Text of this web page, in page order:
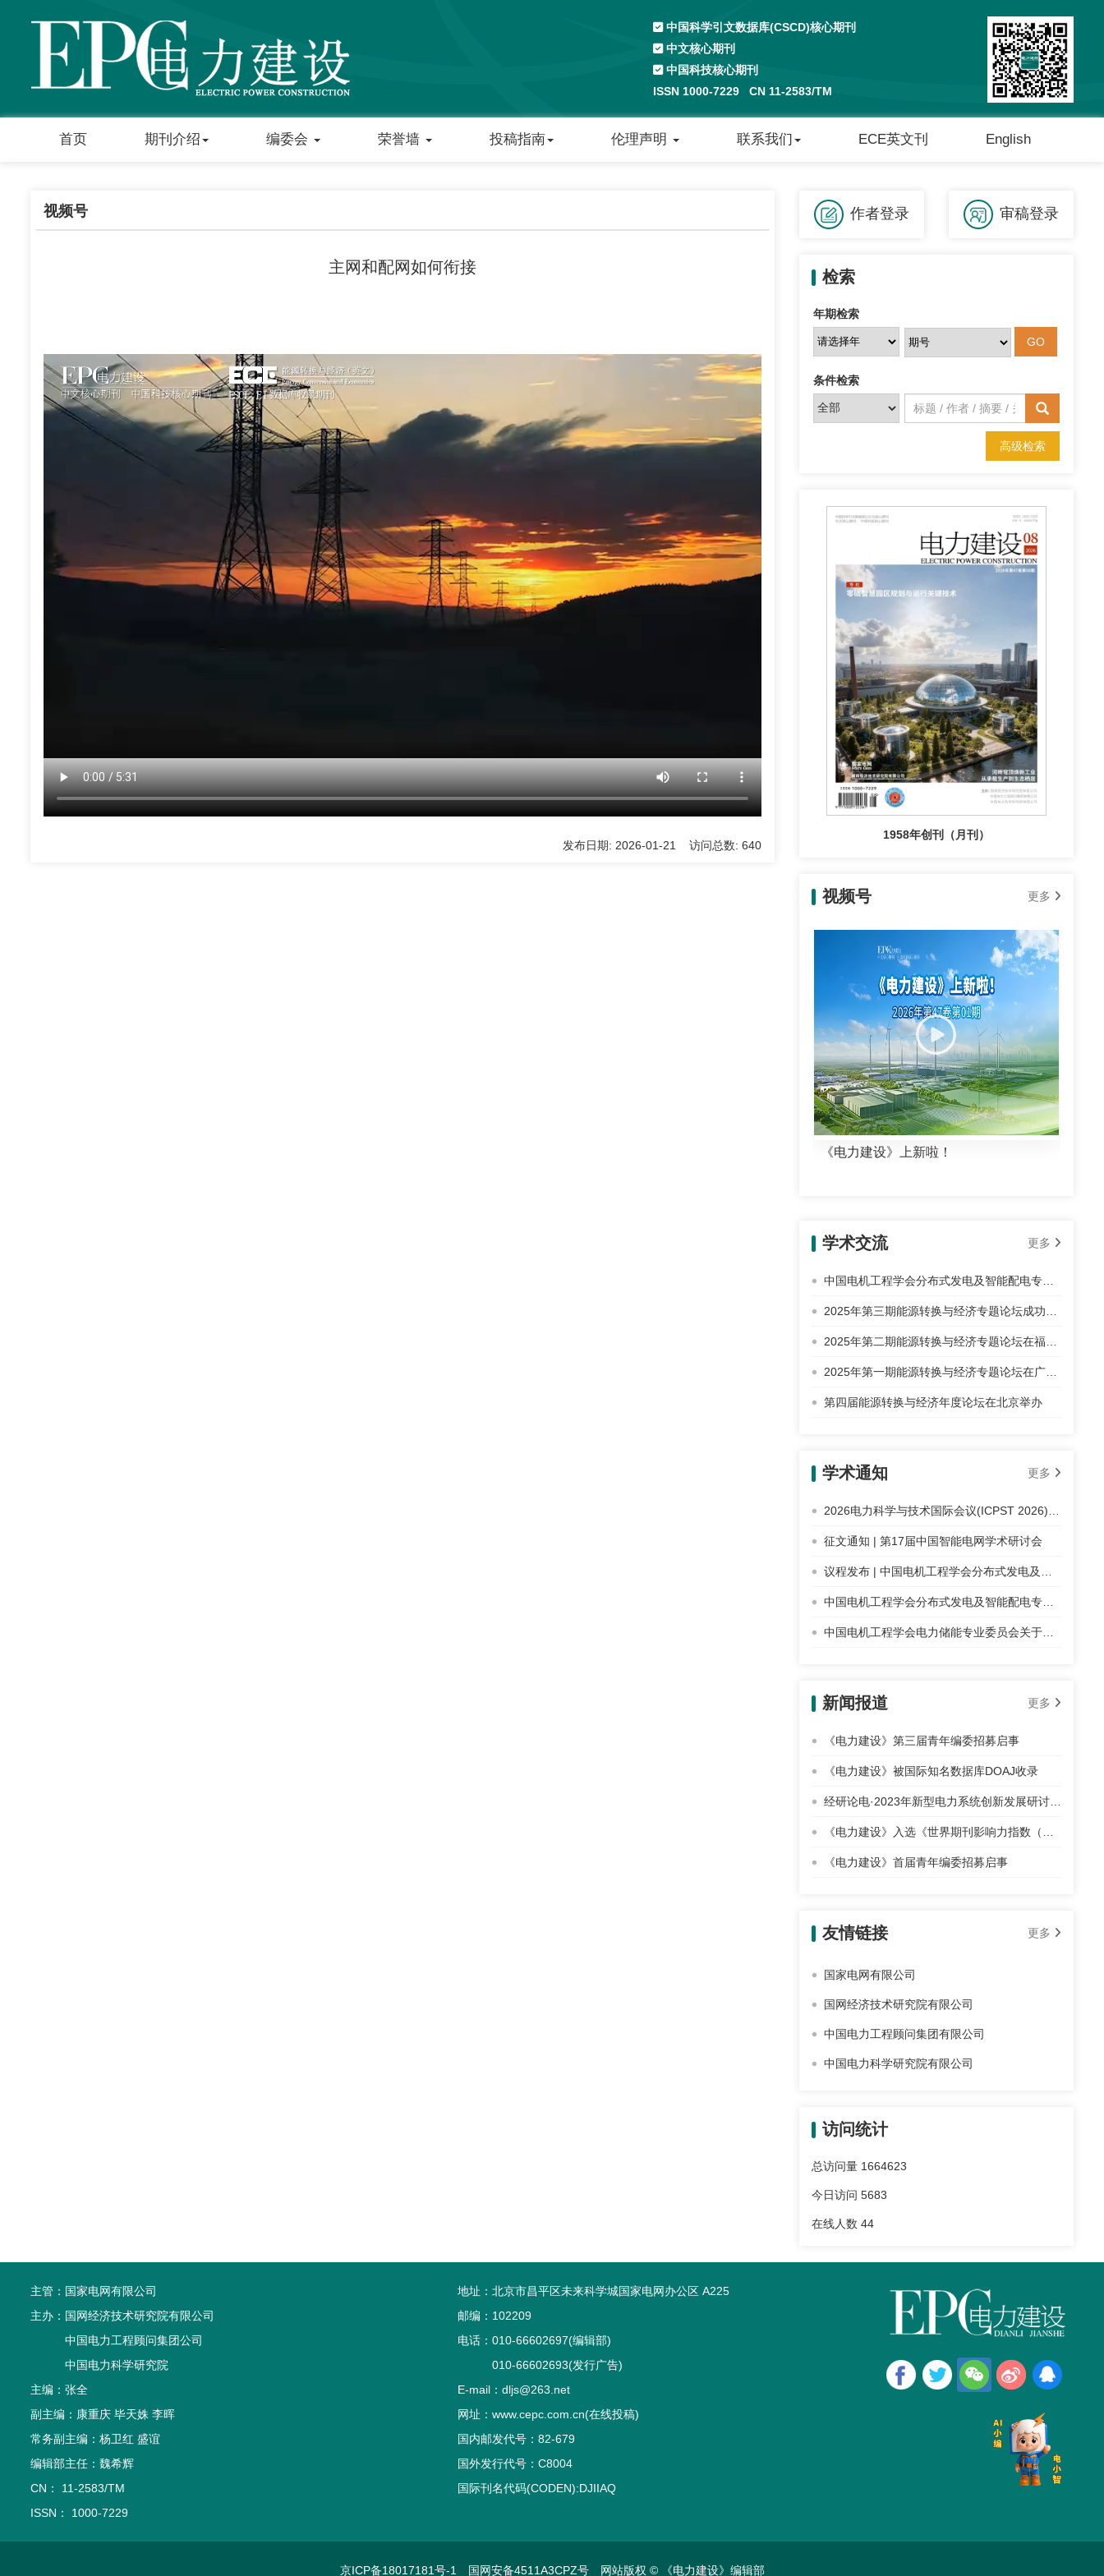
中国科学引文数据库(CSCD)核心期刊
中文核心期刊
中国科技核心期刊
ISSN 1000-7229 CN 11-2583/TM
首页 期刊介绍 编委会 荣誉墙 投稿指南 伦理声明 联系我们 ECE英文刊 English
视频号
主网和配网如何衔接
发布日期: 2026-01-21 访问总数: 640
作者登录 审稿登录
检索
年期检索
条件检索
高级检索
1958年创刊（月刊）
视频号 更多
《电力建设》上新啦！
学术交流 更多
中国电机工程学会分布式发电及智能配电专业委员会2025年学术年会暨能源转换与经济年度论坛在北京举办
2025年第三期能源转换与经济专题论坛成功举办
2025年第二期能源转换与经济专题论坛在福州举办
2025年第一期能源转换与经济专题论坛在广州举办
第四届能源转换与经济年度论坛在北京举办
学术通知 更多
2026电力科学与技术国际会议(ICPST 2026)征稿
征文通知 | 第17届中国智能电网学术研讨会
议程发布 | 中国电机工程学会分布式发电及智能配电专业委员会2025年学术年会暨能源转换与经济年度论坛
中国电机工程学会分布式发电及智能配电专业委员会关于召开2025年学术年会暨能源转换与经济年度论坛的通知
中国电机工程学会电力储能专业委员会关于召开第三届新能源与储能协同发展论坛（2025）的通知
新闻报道 更多
《电力建设》第三届青年编委招募启事
《电力建设》被国际知名数据库DOAJ收录
经研论电·2023年新型电力系统创新发展研讨会征文通知
《电力建设》入选《世界期刊影响力指数（WJCI）报告（2020 科技版）》
《电力建设》首届青年编委招募启事
友情链接 更多
国家电网有限公司
国网经济技术研究院有限公司
中国电力工程顾问集团有限公司
中国电力科学研究院有限公司
访问统计
总访问量 1664623
今日访问 5683
在线人数 44
主管： 国家电网有限公司
主办： 国网经济技术研究院有限公司
中国电力工程顾问集团公司
中国电力科学研究院
主编：张全
副主编：康重庆 毕天姝 李晖
常务副主编：杨卫红 盛谊
编辑部主任：魏希辉
CN： 11-2583/TM
ISSN： 1000-7229
地址：北京市昌平区未来科学城国家电网办公区 A225
邮编：102209
电话：010-66602697(编辑部)
010-66602693(发行广告)
E-mail：dljs@263.net
网址：www.cepc.com.cn(在线投稿)
国内邮发代号：82-679
国外发行代号：C8004
国际刊名代码(CODEN):DJIIAQ
京ICP备18017181号-1国网安备4511A3CPZ号网站版权 © 《电力建设》编辑部